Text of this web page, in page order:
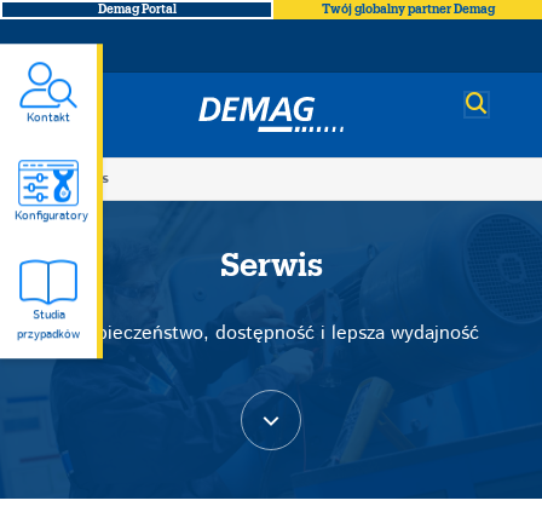
Demag Portal Twój globalny partner Demag
Demag
You
are
here
Serwis
Kontakt
Konfiguratory
Studia
przypadków
Serwis
Serwis
Bezpieczeństwo, dostępność i lepsza wydajność